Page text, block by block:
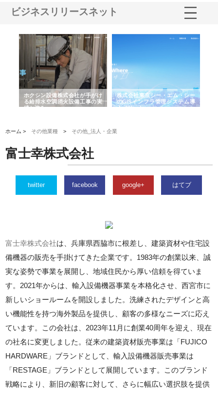
ビジネスリリースネット
ホクシン設備株式会社が手がけ
る給排水空調消火設備工事の実
績と強み
株式会社東京シー・エム・シー
のGISインフラ管理システム導
入メリット
ホーム > その他業種 > その他_法人・企業
富士幸株式会社
twitter facebook google+ はてブ
富士幸株式会社は、兵庫県西脇市に根差し、建築資材や住宅設
備機器の販売を手掛けてきた企業です。1983年の創業以来、誠
実な姿勢で事業を展開し、地域住民から厚い信頼を得ていま
す。2021年からは、輸入設備機器事業を本格化させ、西宮市に
新しいショールームを開設しました。洗練されたデザインと高
い機能性を持つ海外製品を提供し、顧客の多様なニーズに応え
ています。この会社は、2023年11月に創業40周年を迎え、現在
の社名に変更しました。従来の建築資材販売事業は「FUJICO
HARDWARE」ブランドとして、輸入設備機器販売事業は
「RESTAGE」ブランドとして展開しています。このブランド
戦略により、新旧の顧客に対して、さらに幅広い選択肢を提供